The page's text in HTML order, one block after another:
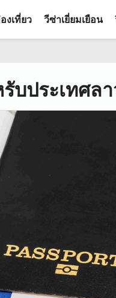
งเที่ยว วีซ่าเยี่ยมเยือน
บประเทศล